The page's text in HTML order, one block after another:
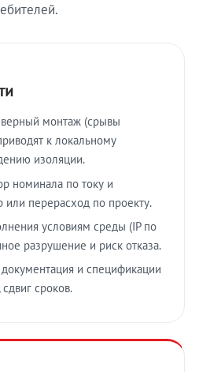
монтаж (срывы
к локальному
изоляции.
номинала по току и
или перерасход по проекту.
условиям среды (IP по
разрушение и риск отказа.
и спецификации
сроков.